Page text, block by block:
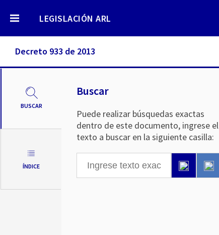
LEGISLACIÓN ARL
Decreto 933 de 2013
BUSCAR
ÍNDICE
Buscar
Puede realizar búsquedas exactas
dentro de este documento, ingrese el
texto a buscar en la siguiente casilla: